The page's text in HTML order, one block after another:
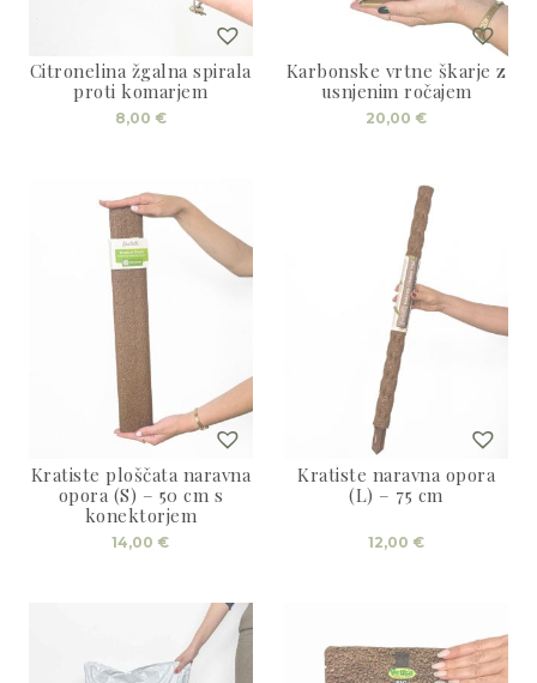
Citronelina žgalna spirala
proti komarjem
8,00 €
Karbonske vrtne škarje z
usnjenim ročajem
20,00 €
Kratiste ploščata naravna
opora (S) – 50 cm s
konektorjem
14,00 €
Kratiste naravna opora
(L) – 75 cm
12,00 €